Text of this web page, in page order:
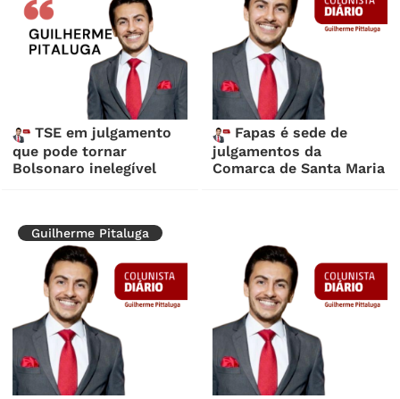
TSE em julgamento
que pode tornar
Bolsonaro inelegível
Fapas é sede de
julgamentos da
Comarca de Santa Maria
Guilherme Pitaluga